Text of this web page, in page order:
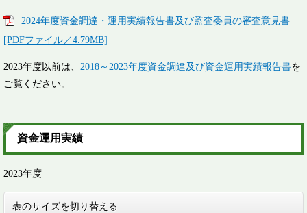
2024年度資金調達・運用実績報告書及び監査委員の審査意見書
[PDFファイル／4.79MB]
2023年度以前は、 2018～2023年度資金調達及び資金運用実績報告書​を
ご覧ください。
資金運用実績
2023年度
表のサイズを切り替える